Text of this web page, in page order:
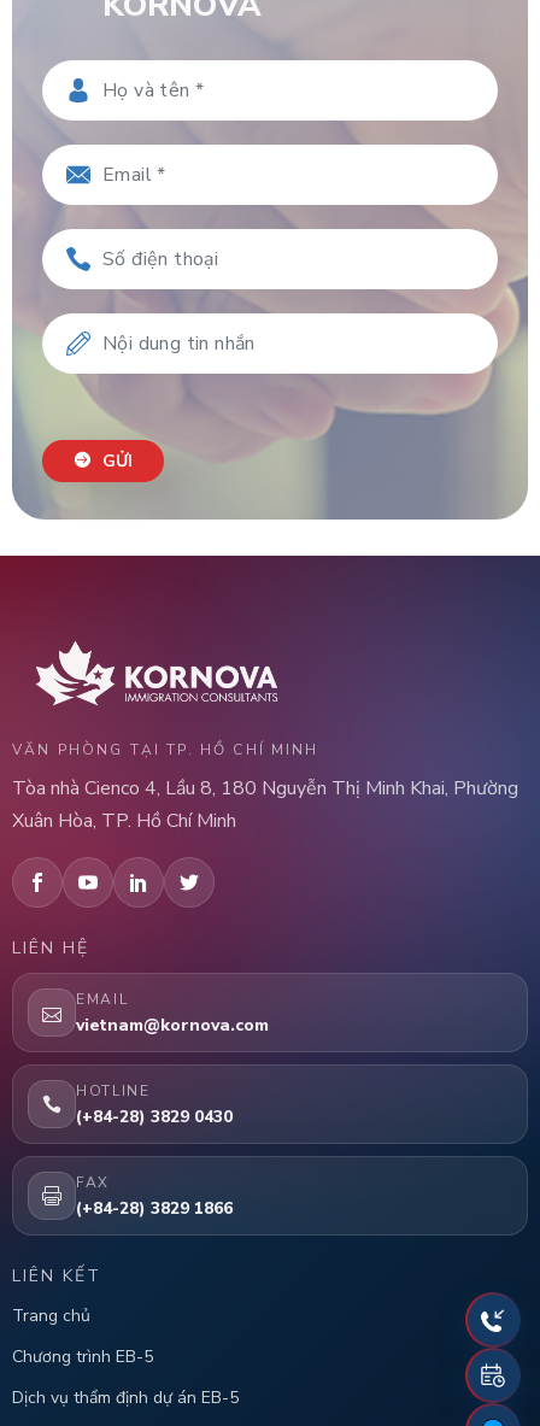
GỬI
VĂN PHÒNG TẠI TP. HỒ CHÍ MINH
Tòa nhà Cienco 4, Lầu 8, 180 Nguyễn Thị Minh Khai, Phường
Xuân Hòa, TP. Hồ Chí Minh
LIÊN HỆ
EMAIL
vietnam@kornova.com
HOTLINE
(+84-28) 3829 0430
FAX
(+84-28) 3829 1866
LIÊN KẾT
Trang chủ
Chương trình EB-5
Dịch vụ thẩm định dự án EB-5